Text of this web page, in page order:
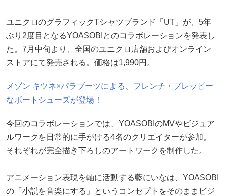
ユニクロのグラフィックTシャツブランド「UT」が、5年
ぶり2度目となるYOASOBIとのコラボレーションを発表し
た。7月中旬より、全国のユニクロ店舗およびオンライン
ストアにて発売される。価格は1,990円。
メゾン キツネ×パラブーツによる、フレンチ・プレッピー
なボートシューズが登場！
今回のコラボレーションでは、YOASOBIのMVやビジュア
ルワークを日常的に手がける4名のクリエイターが参加。
それぞれが完全描き下ろしのアートワークを制作した。
アニメーション表現を軸に活動する藍にいなは、YOASOBI
の「小説を音楽にする」というコンセプトをそのままビジ